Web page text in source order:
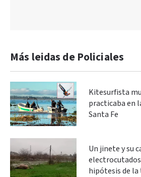
Más leidas de Policiales
Kitesurfista
practicaba en
Santa Fe
Un jinete y su
hipótesis de la